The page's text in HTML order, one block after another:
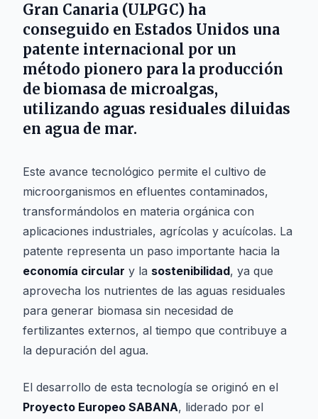
Gran Canaria (ULPGC) ha
conseguido en Estados Unidos una
patente internacional por un
método pionero para la producción
de biomasa de microalgas,
utilizando aguas residuales diluidas
en agua de mar.
Este avance tecnológico permite el cultivo de
microorganismos en efluentes contaminados,
transformándolos en materia orgánica con
aplicaciones industriales, agrícolas y acuícolas. La
patente representa un paso importante hacia la
economía circular y la sostenibilidad, ya que
aprovecha los nutrientes de las aguas residuales
para generar biomasa sin necesidad de
fertilizantes externos, al tiempo que contribuye a
la depuración del agua.
El desarrollo de esta tecnología se originó en el
Proyecto Europeo SABANA, liderado por el